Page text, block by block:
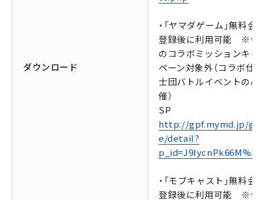
ダウンロード
・「ヤマダゲーム」無料会
登録後に利用可能 ※今
のコラボミッションキャ
ペーン対象外（コラボ仕
士団バトルイベントのみ
催）
SP
http://gpf.mymd.jp/
e/detail?
p_id=J9IycnPk66M%3D
・「モブキャスト」無料会
登録後に利用可能 ※今